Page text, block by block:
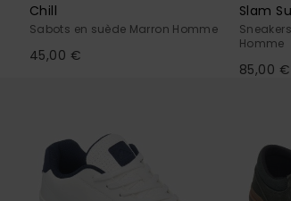
Chill
Sabots en suède Marron Homme
45,00 €
Slam
Homme
85,00 €